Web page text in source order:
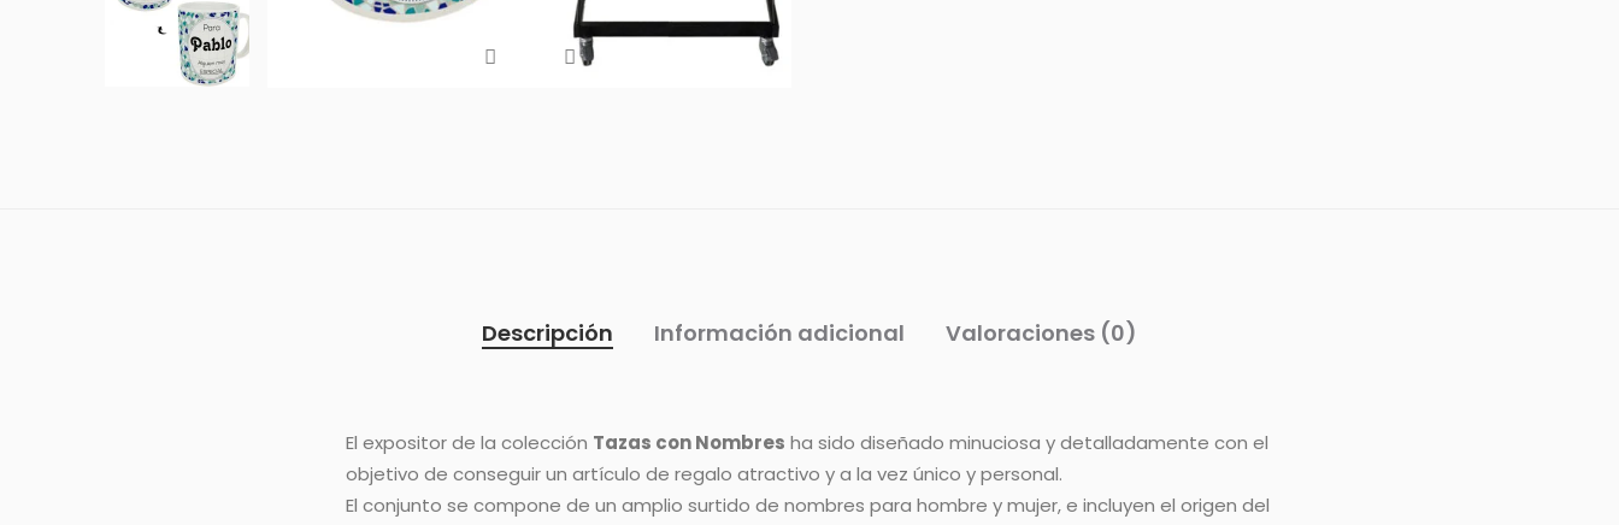
Descripción Información adicional Valoraciones (0)
El expositor de la colección Tazas con Nombres ha sido diseñado minuciosa y detalladamente con el
objetivo de conseguir un artículo de regalo atractivo y a la vez único y personal.
El conjunto se compone de un amplio surtido de nombres para hombre y mujer, e incluyen el origen del